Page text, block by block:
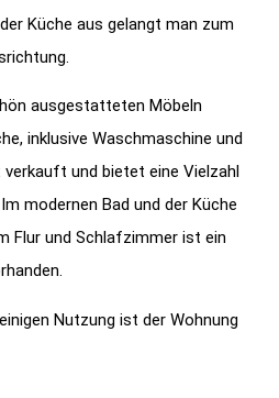
Küche aus gelangt man zum
ausgestatteten Möbeln
inklusive Waschmaschine und
und bietet eine Vielzahl
modernen Bad und der Küche
Flur und Schlafzimmer ist ein
Nutzung ist der Wohnung